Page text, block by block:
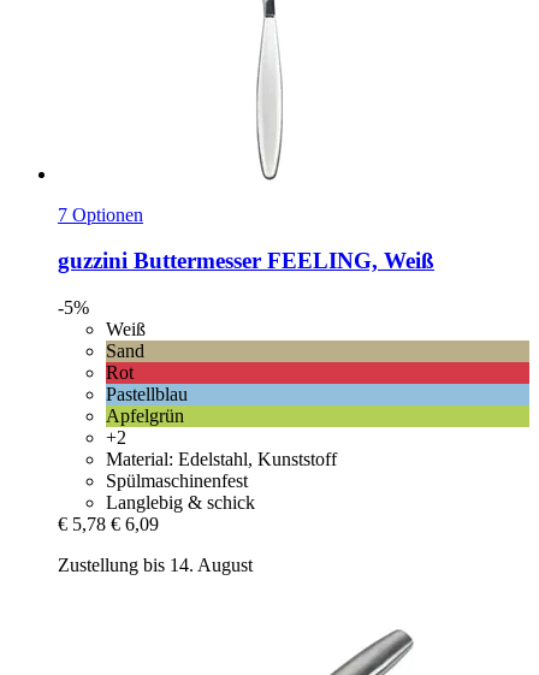
7 Optionen
guzzini Buttermesser FEELING, Weiß
-5%
Weiß
Sand
Rot
Pastellblau
Apfelgrün
+2
Material: Edelstahl, Kunststoff
Spülmaschinenfest
Langlebig & schick
€ 5,78 € 6,09
Zustellung bis 14. August